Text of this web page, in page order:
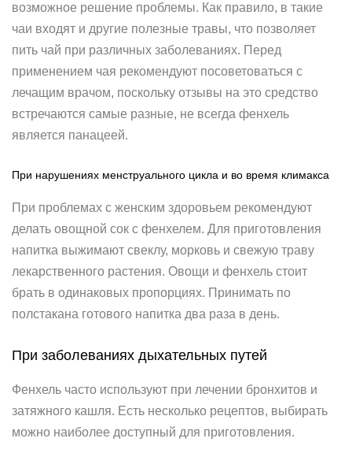
возможное решение проблемы. Как правило, в такие
чаи входят и другие полезные травы, что позволяет
пить чай при различных заболеваниях. Перед
применением чая рекомендуют посоветоваться с
лечащим врачом, поскольку отзывы на это средство
встречаются самые разные, не всегда фенхель
является панацеей.
При нарушениях менструального цикла и во время климакса
При проблемах с женским здоровьем рекомендуют
делать овощной сок с фенхелем. Для приготовления
напитка выжимают свеклу, морковь и свежую траву
лекарственного растения. Овощи и фенхель стоит
брать в одинаковых пропорциях. Принимать по
полстакана готового напитка два раза в день.
При заболеваниях дыхательных путей
Фенхель часто используют при лечении бронхитов и
затяжного кашля. Есть несколько рецептов, выбирать
можно наиболее доступный для приготовления.